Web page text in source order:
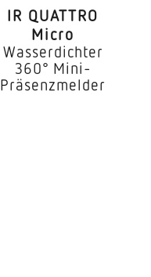
8,00 m
360 °
100 °
IR QUATTRO
Micro
Wasserdichter
360° Mini-
Präsenzmelder